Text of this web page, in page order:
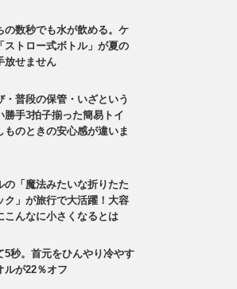
の数秒でも水が飲める。ケ
ストロー式ボトル」が夏の
放せません
・普段の保管・いざという
勝手3拍子揃った簡易トイ
ものときの安心感が違いま
の「魔法みたいな折りたた
ク」が旅行で大活躍！大容
こんなに小さくなるとは
5秒。首元をひんやり冷やす
ルが22％オフ